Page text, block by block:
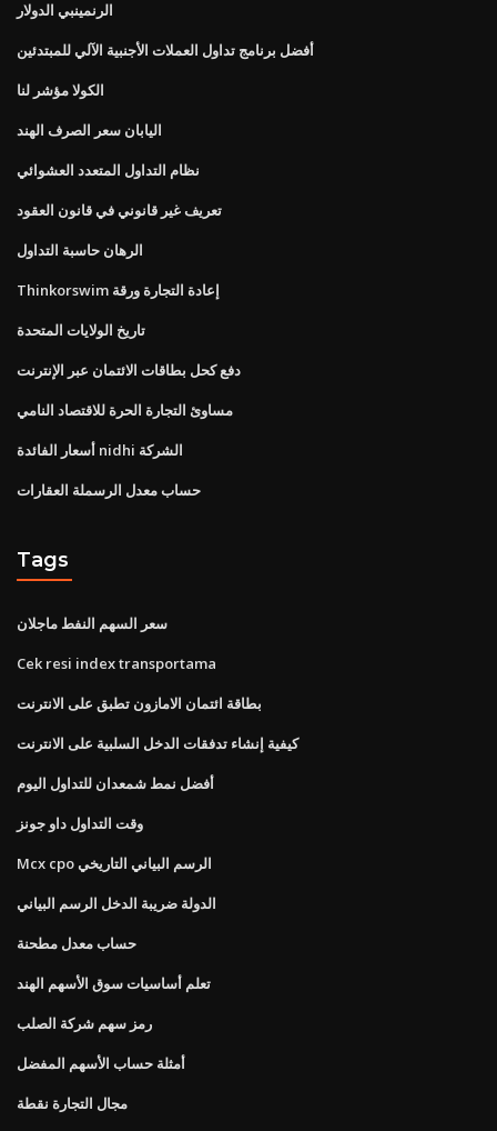
الرنمينبي الدولار
أفضل برنامج تداول العملات الأجنبية الآلي للمبتدئين
الكولا مؤشر لنا
اليابان سعر الصرف الهند
نظام التداول المتعدد العشوائي
تعريف غير قانوني في قانون العقود
الرهان حاسبة التداول
Thinkorswim إعادة التجارة ورقة
تاريخ الولايات المتحدة
دفع كحل بطاقات الائتمان عبر الإنترنت
مساوئ التجارة الحرة للاقتصاد النامي
أسعار الفائدة nidhi الشركة
حساب معدل الرسملة العقارات
Tags
سعر السهم النفط ماجلان
Cek resi index transportama
بطاقة ائتمان الامازون تطبق على الانترنت
كيفية إنشاء تدفقات الدخل السلبية على الانترنت
أفضل نمط شمعدان للتداول اليوم
وقت التداول داو جونز
Mcx cpo الرسم البياني التاريخي
الدولة ضريبة الدخل الرسم البياني
حساب معدل مطحنة
تعلم أساسيات سوق الأسهم الهند
رمز سهم شركة الصلب
أمثلة حساب الأسهم المفضل
مجال التجارة نقطة